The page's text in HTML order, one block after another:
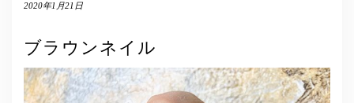
2020年1月21日
ブラウンネイル